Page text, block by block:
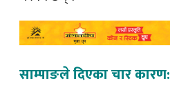
साम्पाङले दिएका चार कारण: